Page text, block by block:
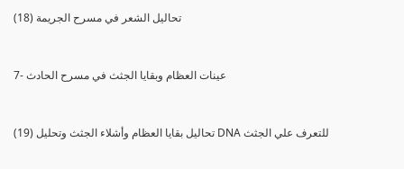
(18) تحاليل الشعر في مسرح الجريمة
7- عينات العظام وبقايا الجثث في مسرح الحادث
(19) تحاليل بقايا العظام وأشلاء الجثث وتحليل DNA للتعرف علي الجثث